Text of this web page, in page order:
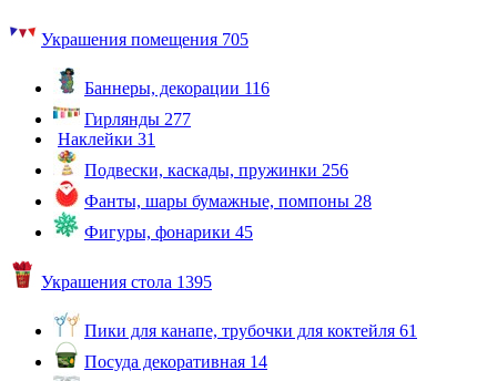
Украшения помещения 705
Баннеры, декорации 116
Гирлянды 277
Наклейки 31
Подвески, каскады, пружинки 256
Фанты, шары бумажные, помпоны 28
Фигуры, фонарики 45
Украшения стола 1395
Пики для канапе, трубочки для коктейля 61
Посуда декоративная 14